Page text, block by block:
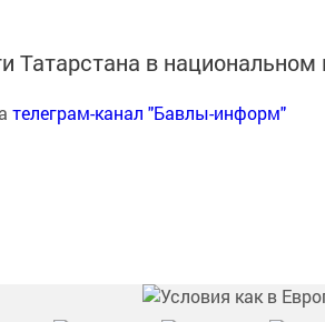
Татарстана в
телеграм-канал "Бавлы-информ"